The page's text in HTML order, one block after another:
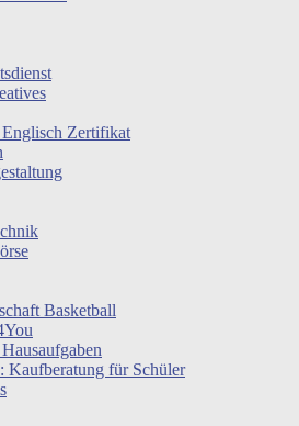
Zertifikat
Basketball
Kaufberatung für Schüler